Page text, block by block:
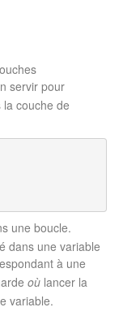
servir pour
couche de
une boucle.
dans une variable
à une
où lancer la
variable.